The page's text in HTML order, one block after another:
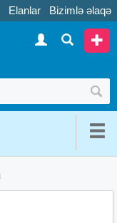
Elanlar Bizimlə əlaqə